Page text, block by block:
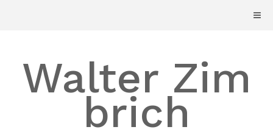
Walter Zim
brich